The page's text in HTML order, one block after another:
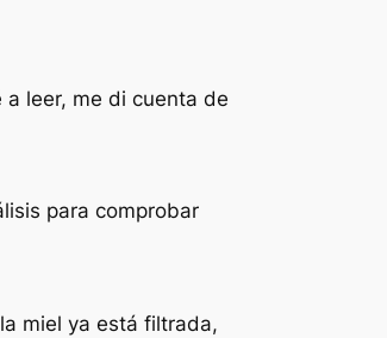
leer, me di cuenta de
para comprobar
miel ya está filtrada,